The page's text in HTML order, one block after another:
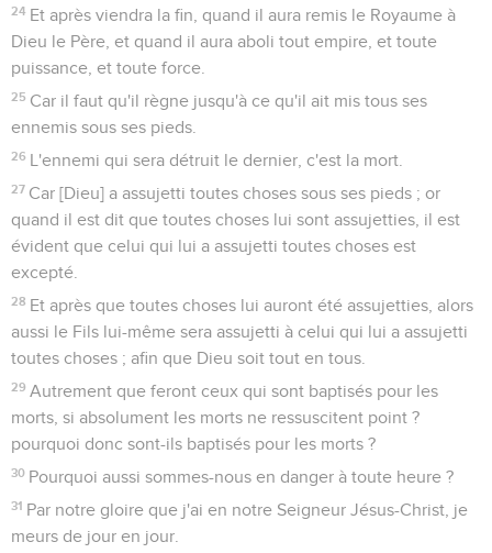
24 Et après viendra la fin, quand il aura remis le Royaume à
Dieu le Père, et quand il aura aboli tout empire, et toute
puissance, et toute force.
25 Car il faut qu'il règne jusqu'à ce qu'il ait mis tous ses
ennemis sous ses pieds.
26 L'ennemi qui sera détruit le dernier, c'est la mort.
27 Car [Dieu] a assujetti toutes choses sous ses pieds ; or
quand il est dit que toutes choses lui sont assujetties, il est
évident que celui qui lui a assujetti toutes choses est
excepté.
28 Et après que toutes choses lui auront été assujetties, alors
aussi le Fils lui-même sera assujetti à celui qui lui a assujetti
toutes choses ; afin que Dieu soit tout en tous.
29 Autrement que feront ceux qui sont baptisés pour les
morts, si absolument les morts ne ressuscitent point ?
pourquoi donc sont-ils baptisés pour les morts ?
30 Pourquoi aussi sommes-nous en danger à toute heure ?
31 Par notre gloire que j'ai en notre Seigneur Jésus-Christ, je
meurs de jour en jour.